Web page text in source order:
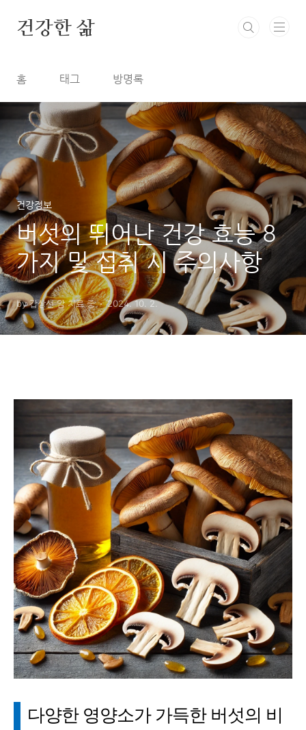
건강한 삶
홈 태그 방명록
건강정보
버섯의 뛰어난 건강 효능 8
가지 및 섭취 시 주의사항
by 갑상선 암 치료 중 2024. 10. 2.
다양한 영양소가 가득한 버섯의 비